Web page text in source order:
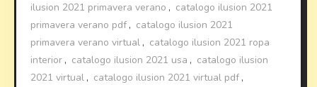
ilusion 2021 primavera verano , catalogo ilusion 2021
primavera verano pdf , catalogo ilusion 2021
primavera verano virtual , catalogo ilusion 2021 ropa
interior , catalogo ilusion 2021 usa , catalogo ilusion
2021 virtual , catalogo ilusion 2021 virtual pdf ,